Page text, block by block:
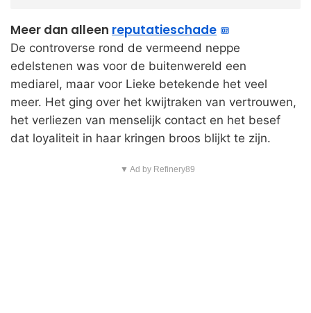
Meer dan alleen reputatieschade
De controverse rond de vermeend neppe
edelstenen was voor de buitenwereld een
mediarel, maar voor Lieke betekende het veel
meer. Het ging over het kwijtraken van vertrouwen,
het verliezen van menselijk contact en het besef
dat loyaliteit in haar kringen broos blijkt te zijn.
▼ Ad by Refinery89